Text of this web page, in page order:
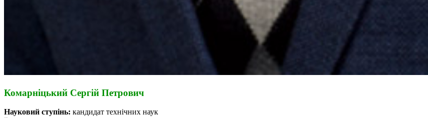
Комарніцький Сергій Петрович
Науковий ступінь: кандидат технічних наук